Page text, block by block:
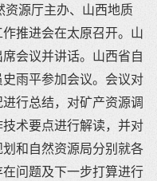
源厅主办、山西地质
推进会在太原召开。山
会议并讲话。山西省自
雨平参加会议。会议对
行总结，对矿产资源调
术要点进行解读，并对
和自然资源局分别就各
问题及下一步打算进行